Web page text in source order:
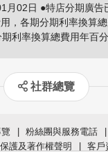
月02日 ●特店分期廣告
，各期分期利率換算
利率換算總費用年百
社群總覽
粉絲團與服務電話
護及著作權聲明
客戶